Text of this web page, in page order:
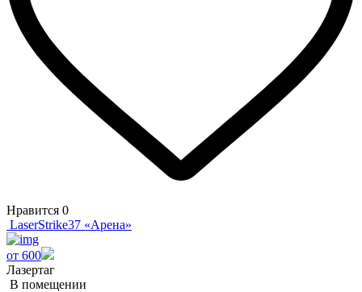
Нравится 0
LaserStrike37 «Арена»
от 600
Лазертаг
В помещении